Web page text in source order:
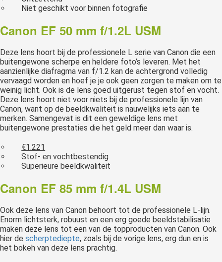
Niet geschikt voor binnen fotografie
Canon EF 50 mm f/1.2L USM
Deze lens hoort bij de professionele L serie van Canon die een
buitengewone scherpe en heldere foto’s leveren. Met het
aanzienlijke diafragma van f/1.2 kan de achtergrond volledig
vervaagd worden en hoef je je ook geen zorgen te maken om te
weinig licht. Ook is de lens goed uitgerust tegen stof en vocht.
Deze lens hoort niet voor niets bij de professionele lijn van
Canon, want op de beeldkwaliteit is nauwelijks iets aan te
merken. Samengevat is dit een geweldige lens met
buitengewone prestaties die het geld meer dan waar is.
€1.221
Stof- en vochtbestendig
Superieure beeldkwaliteit
Canon EF 85 mm f/1.4L USM
Ook deze lens van Canon behoort tot de professionele L-lijn.
Enorm lichtsterk, robuust en een erg goede beeldstabilisatie
maken deze lens tot een van de topproducten van Canon. Ook
hier de scherptediepte, zoals bij de vorige lens, erg dun en is
het bokeh van deze lens prachtig.